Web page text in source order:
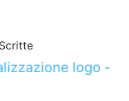
logo -